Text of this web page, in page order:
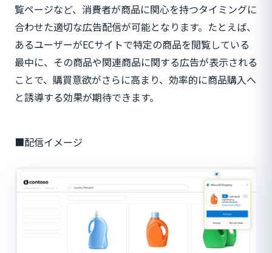
覧ページなど、消費者が商品に関心を持つタイミングに
合わせた適切な広告配信が可能となります。たとえば、
あるユーザーがECサイトで特定の商品を閲覧している
最中に、その商品や関連商品に関する広告が表示される
ことで、購買意欲がさらに高まり、効率的に商品購入へ
と誘導する効果が期待できます。
■配信イメージ